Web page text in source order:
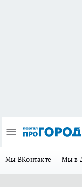
Мы ВКонтакте Мы в